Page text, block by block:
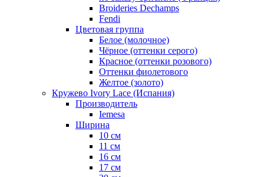
Broideries Dechamps
Fendi
Цветовая группа
Белое (молочное)
Чёрное (оттенки серого)
Красное (оттенки розового)
Оттенки фиолетового
Желтое (золото)
Кружево Ivory Lace (Испания)
Производитель
Iemesa
Ширина
10 см
11 см
16 см
17 см